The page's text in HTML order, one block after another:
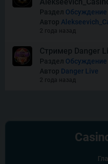
Wishes
Раздел
Автор
2 года назад
Стример Danger
Раздел
Автор Danger Live
2 года назад